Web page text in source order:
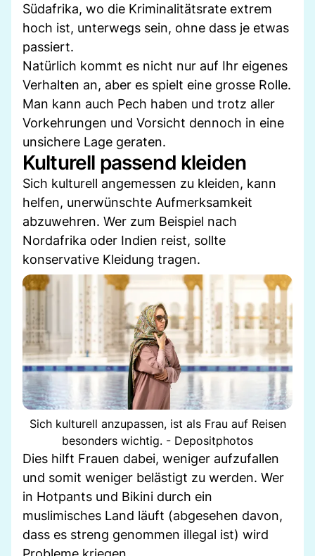
Südafrika, wo die Kriminalitätsrate extrem
hoch ist, unterwegs sein, ohne dass je etwas
passiert.
Natürlich kommt es nicht nur auf Ihr eigenes
Verhalten an, aber es spielt eine grosse Rolle.
Man kann auch Pech haben und trotz aller
Vorkehrungen und Vorsicht dennoch in eine
unsichere Lage geraten.
Kulturell passend kleiden
Sich kulturell angemessen zu kleiden, kann
helfen, unerwünschte Aufmerksamkeit
abzuwehren. Wer zum Beispiel nach
Nordafrika oder Indien reist, sollte
konservative Kleidung tragen.
Sich kulturell anzupassen, ist als Frau auf Reisen
besonders wichtig. - Depositphotos
Dies hilft Frauen dabei, weniger aufzufallen
und somit weniger belästigt zu werden. Wer
in Hotpants und Bikini durch ein
muslimisches Land läuft (abgesehen davon,
dass es streng genommen illegal ist) wird